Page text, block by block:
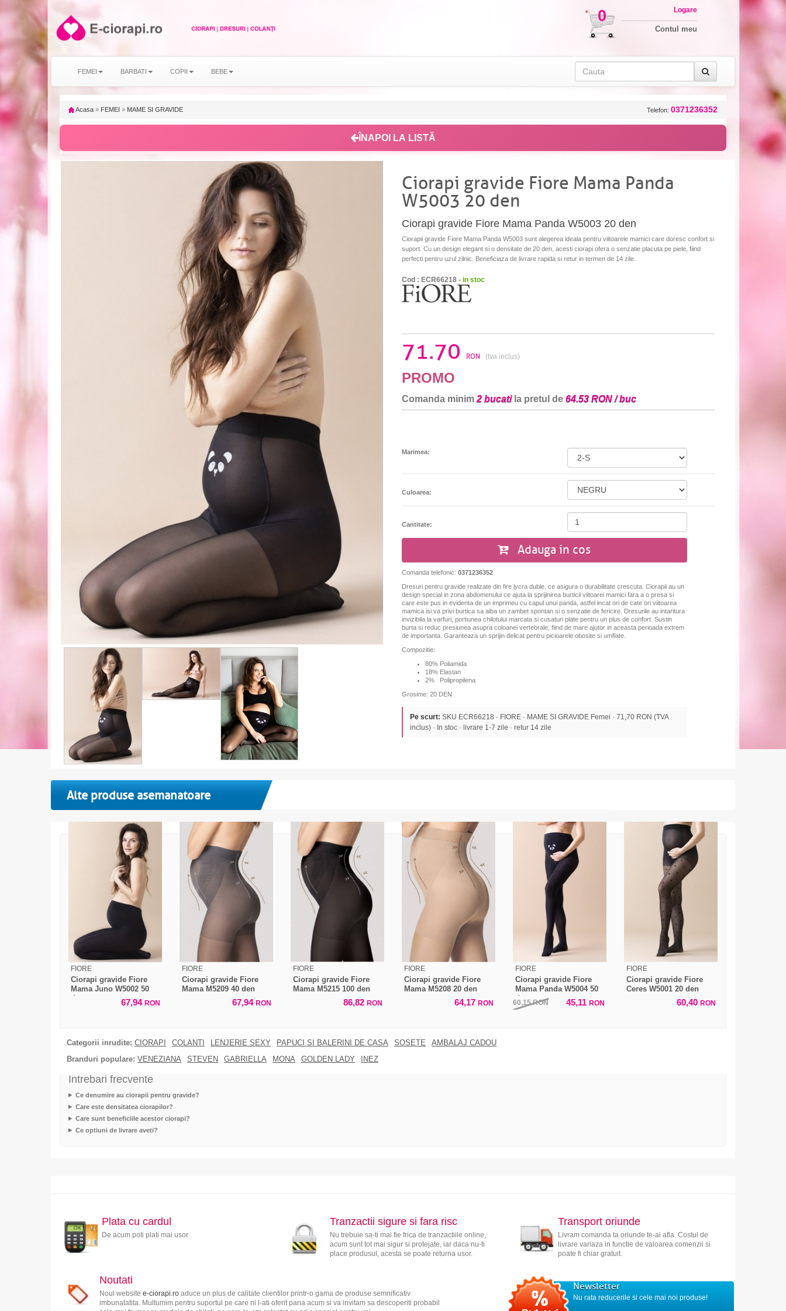
0 Logare
Contul meu
FEMEI BARBATI COPII BEBE
Acasa » FEMEI » MAME SI GRAVIDE Telefon: 0371236352
ÎNAPOI LA LISTĂ
Ciorapi gravide Fiore Mama Panda
W5003 20 den
Ciorapi gravide Fiore Mama Panda W5003 20 den
Ciorapii gravide Fiore Mama Panda W5003 sunt alegerea ideala pentru viitoarele mamici care doresc confort si
suport. Cu un design elegant si o densitate de 20 den, acesti ciorapi ofera o senzatie placuta pe piele, fiind
perfecti pentru uzul zilnic. Beneficiaza de livrare rapida si retur in termen de 14 zile.
Cod : ECR66218 - in stoc
71.70 RON (tva inclus)
PROMO
Comanda minim 2 bucatila pretul de 64.53 RON / buc
Marimea:
Culoarea:
Cantitate:
Adauga in cos
Comanda telefonic: 0371236352
Dresuri pentru gravide realizate din fire lycra duble, ce asigura o durabilitate crescuta. Ciorapii au un
design special in zona abdomenului ce ajuta la sprijinirea burticii viitoarei mamici fara a o presa si
care este pus in evidenta de un imprimeu cu capul unui panda, astfel incat ori de cate ori viitoarea
mamica isi va privi burtica sa aiba un zambet spontan si o senzatie de fericire. Dresurile au intaritura
invizibila la varfuri, portiunea chilotului marcata si cusaturi plate pentru un plus de confort. Sustin
burta si reduc presiunea asupra coloanei vertebrale, fiind de mare ajutor in aceasta perioada extrem
de importanta. Garanteaza un sprijin delicat pentru picioarele obosite si umflate.
Compozitie:
80% Poliamida
18% Elastan
2% Polipropilena
Grosime: 20 DEN
Pe scurt: SKU ECR66218 · FIORE · MAME SI GRAVIDE Femei · 71,70 RON (TVA
inclus) · In stoc · livrare 1-7 zile · retur 14 zile
Alte produse asemanatoare
FIORE
Ciorapi gravide Fiore
Mama Juno W5002 50
den
67,94 RON
FIORE
Ciorapi gravide Fiore
Mama M5209 40 den
67,94 RON
FIORE
Ciorapi gravide Fiore
Mama M5215 100 den
86,82 RON
FIORE
Ciorapi gravide Fiore
Mama M5208 20 den
64,17 RON
FIORE
Ciorapi gravide Fiore
Mama Panda W5004 50
den
60,15RON 45,11 RON
FIORE
Ciorapi gravide Fiore
Ceres W5001 20 den
60,40 RON
Categorii inrudite: CIORAPI COLANTI LENJERIE SEXY PAPUCI SI BALERINI DE CASA SOSETE
AMBALAJ CADOU
Branduri populare: VENEZIANA STEVEN GABRIELLA MONA GOLDEN LADY INEZ
Intrebari frecvente
Ce denumire au ciorapii pentru gravide?
Care este densitatea ciorapilor?
Care sunt beneficiile acestor ciorapi?
Ce optiuni de livrare aveti?
Plata cu cardul
De acum poti plati mai usor
Tranzactii sigure si fara risc
Nu trebuie sa-ti mai fie frica de tranzactiile online,
acum sunt tot mai sigur si protejate, iar daca nu-ti
place produsul, acesta se poate returna usor.
Transport oriunde
Livram comanda ta oriunde te-ai afla. Costul de
livrare variaza in functie de valoarea comenzii si
poate fi chiar gratuit.
Noutati
Noul website e-ciorapi.roaduce un plus de calitate clientilor printr-o gama de produse semnificativ
imbunatatita. Multumim pentru suportul pe care ni l-ati oferit pana acum si va invitam sa descoperiti probabil
Newsletter
Nu rata reducerile si cele mai noi produse!